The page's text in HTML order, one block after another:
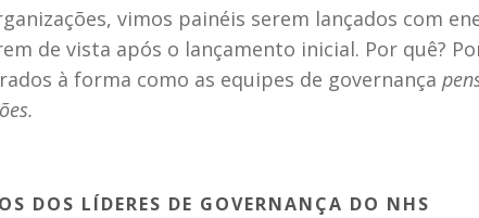
vimos painéis serem lançados com
de vista após o lançamento inicial. Por quê?
à forma como as equipes de governança
DOS LÍDERES DE GOVERNANÇA DO NHS